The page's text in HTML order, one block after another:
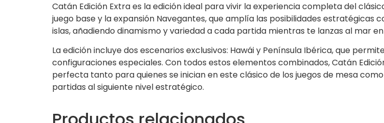
Catán Edición Extra es la edición ideal para vivir la experiencia completa del
juego base y la expansión Navegantes, que amplía las posibilidades estratégicas
islas, añadiendo dinamismo y variedad a cada partida mientras te lanzas al mar
La edición incluye dos escenarios exclusivos: Hawái y Península Ibérica, que
configuraciones especiales. Con todos estos elementos combinados, Catán
perfecta tanto para quienes se inician en este clásico de los juegos de mesa
partidas al siguiente nivel estratégico.